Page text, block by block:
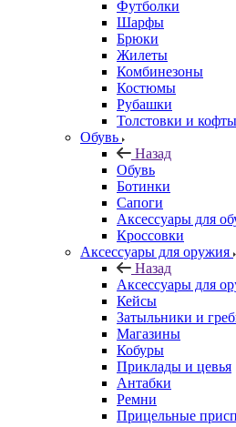
Футболки
Шарфы
Брюки
Жилеты
Комбинезоны
Костюмы
Рубашки
Толстовки и кофты
Обувь
Назад
Обувь
Ботинки
Сапоги
Аксессуары для
Кроссовки
Аксессуары для оружия
Назад
Аксессуары для
Кейсы
Затыльники и
Магазины
Кобуры
Приклады и цевья
Антабки
Ремни
Прицельные